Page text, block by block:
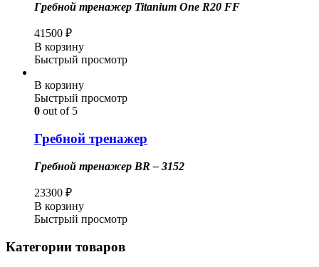
Гребной тренажер Titanium One R20 FF
41500 ₽
В корзину
Быстрый просмотр
В корзину
Быстрый просмотр
0 out of 5
Гребной тренажер
Гребной тренажер BR – 3152
23300 ₽
В корзину
Быстрый просмотр
Категории товаров